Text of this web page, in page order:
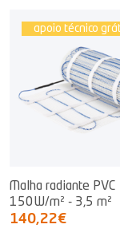
apoio técnico
Malha radiante PVC
150W/m² - 3,5 m²
140,22€